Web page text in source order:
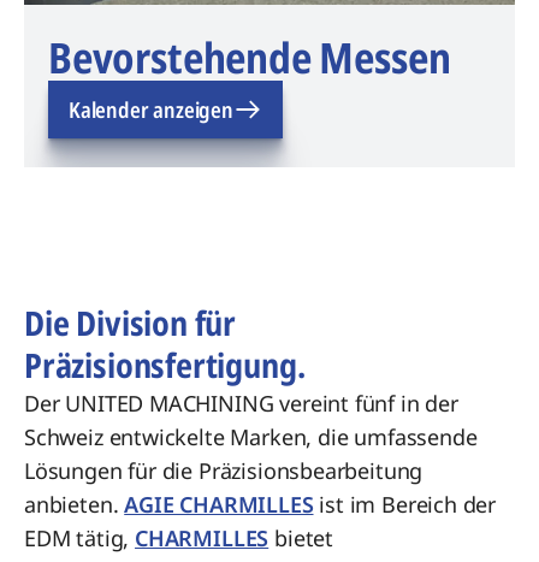
Bevorstehende Messen
Kalender anzeigen
Die Division für
Präzisionsfertigung.
Der UNITED MACHINING vereint fünf in der
Schweiz entwickelte Marken, die umfassende
Lösungen für die Präzisionsbearbeitung
anbieten.AGIE CHARMILLES ist im Bereich der
EDM tätig, CHARMILLES bietet